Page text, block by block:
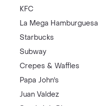
KFC
La Mega Hamburguesa
Starbucks
Subway
Crepes & Waffles
Papa John's
Juan Valdez